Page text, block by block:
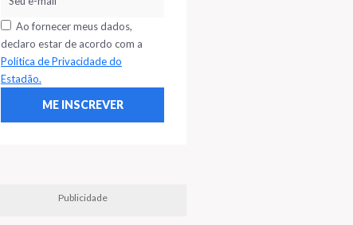
Ao fornecer meus dados,
declaro estar de acordo com a
Política de Privacidade do
Estadão.
Publicidade